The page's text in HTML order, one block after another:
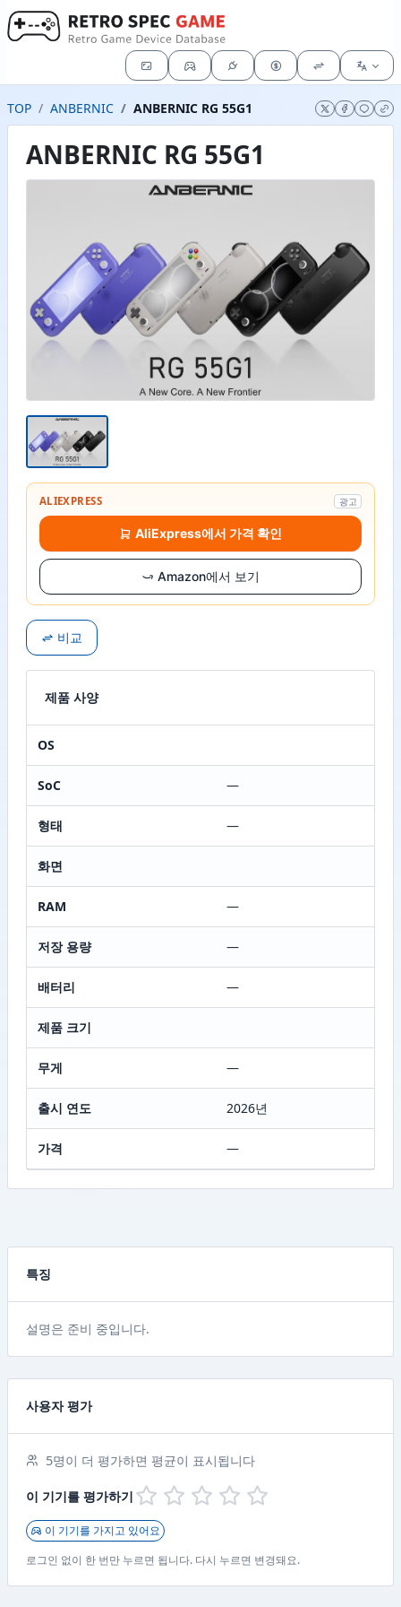
TOP ANBERNIC ANBERNIC RG 55G1
ANBERNIC RG 55G1
ALIEXPRESS 광고
AliExpress에서 가격 확인
Amazon에서 보기
비교
제품 사양
OS
SoC —
형태 —
화면
RAM —
저장 용량 —
배터리 —
제품 크기
무게 —
출시 연도 2026년
가격 —
특징
설명은 준비 중입니다.
사용자 평가
5명이 더 평가하면 평균이 표시됩니다
이 기기를 평가하기
이 기기를 가지고 있어요
로그인 없이 한 번만 누르면 됩니다. 다시 누르면 변경돼요.